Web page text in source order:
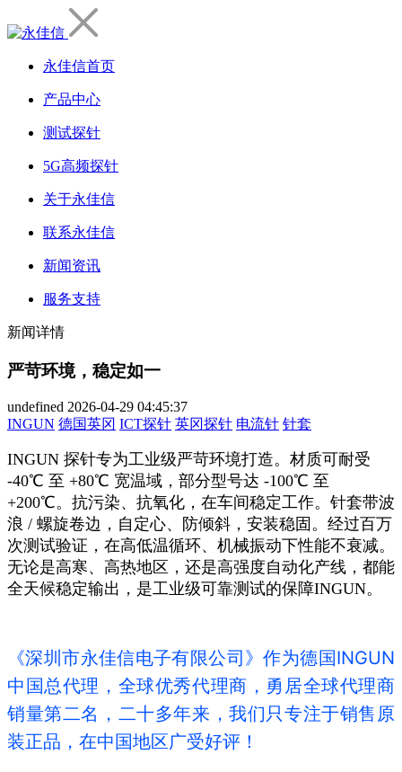
永佳信首页
产品中心
测试探针
5G高频探针
关于永佳信
联系永佳信
新闻资讯
服务支持
新闻详情
严苛环境，稳定如一
undefined 2026-04-29 04:45:37
INGUN 德国英冈 ICT探针 英冈探针 电流针 针套
INGUN 探针专为工业级严苛环境打造。材质可耐受
-40℃ 至 +80℃ 宽温域，部分型号达 -100℃ 至
+200℃。抗污染、抗氧化，在车间稳定工作。针套带波
浪 / 螺旋卷边，自定心、防倾斜，安装稳固。经过百万
次测试验证，在高低温循环、机械振动下性能不衰减。
无论是高寒、高热地区，还是高强度自动化产线，都能
全天候稳定输出，是工业级可靠测试的保障INGUN。
《深圳市永佳信电子有限公司》作为德国INGUN
中国总代理，全球优秀代理商，勇居全球代理商
销量第二名，二十多年来，我们只专注于销售原
装正品，在中国地区广受好评！